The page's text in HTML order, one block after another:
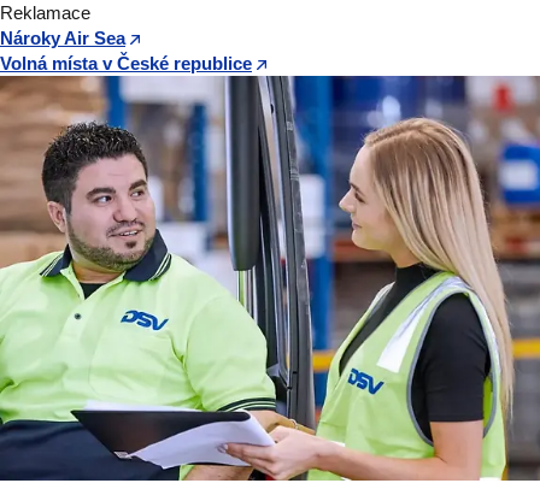
Reklamace
Nároky Air Sea
Volná místa v České republice